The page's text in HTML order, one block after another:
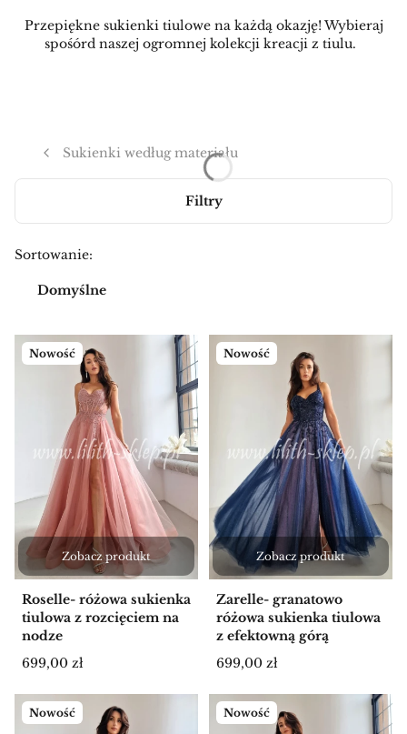
Przepiękne sukienki tiulowe na każdą okazję! Wybieraj
spośórd naszej ogromnej kolekcji kreacji z tiulu.
Sukienki według materiału
Filtry
Lista produktów
Sortowanie:
Domyślne
Nowość
Zobacz produkt
Roselle- różowa sukienka
tiulowa z rozcięciem na
nodze
Cena
699,00 zł
Nowość
Zobacz produkt
Zarelle- granatowo
różowa sukienka tiulowa
z efektowną górą
Cena
699,00 zł
Nowość Nowość